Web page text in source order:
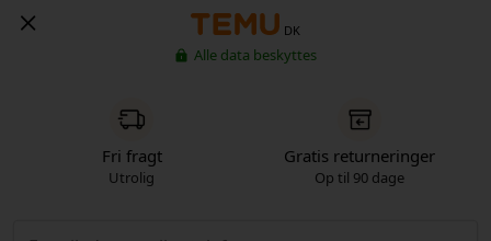
DK
Alle data beskyttes
Fri fragt
Utrolig
Gratis returneringer
Op til 90 dage